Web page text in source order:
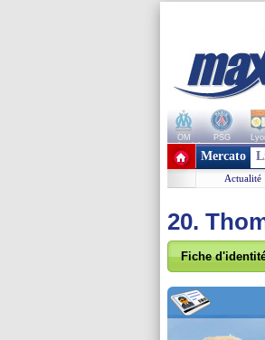
OM PSG
+ de clubs
Mercato
Actualité
20.
Fiche